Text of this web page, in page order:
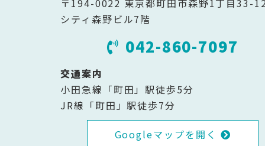
シティ森野ビル7階
042-860-7097
交通案内
小田急線「町田」駅徒歩5分
JR線「町田」駅徒歩7分
Googleマップを開く